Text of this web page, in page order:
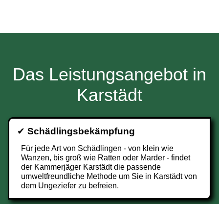
Das Leistungsangebot in
Karstädt
✔ Schädlingsbekämpfung
Für jede Art von Schädlingen - von klein wie
Wanzen, bis groß wie Ratten oder Marder - findet
der Kammerjäger Karstädt die passende
umweltfreundliche Methode um Sie in Karstädt von
dem Ungeziefer zu befreien.